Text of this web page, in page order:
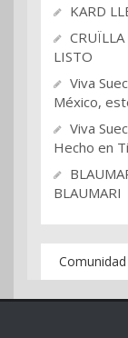
KARD
LISTO
Viva
México,
Viva
Hecho en
BLAUMARI